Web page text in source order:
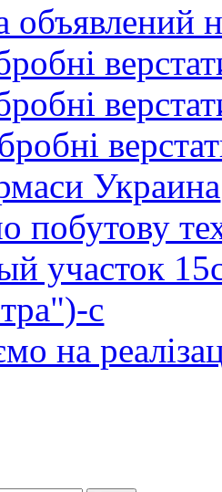
объявлений
Украина
побутову
участок
с
на